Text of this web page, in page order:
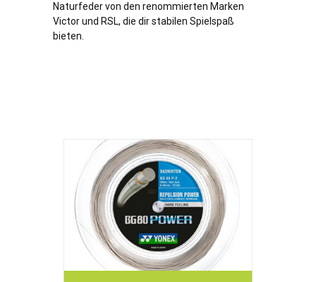
Naturfeder von den renommierten Marken
Victor und RSL, die dir stabilen Spielspaß
bieten.